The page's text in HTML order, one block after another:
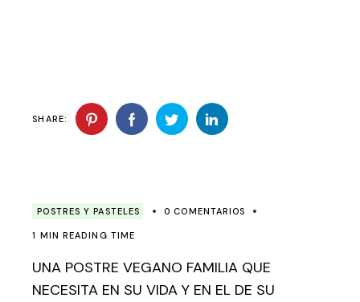
SHARE:
POSTRES Y PASTELES 0 COMENTARIOS
1 MIN READING TIME
UNA POSTRE VEGANO FAMILIA QUE
NECESITA EN SU VIDA Y EN EL DE SU